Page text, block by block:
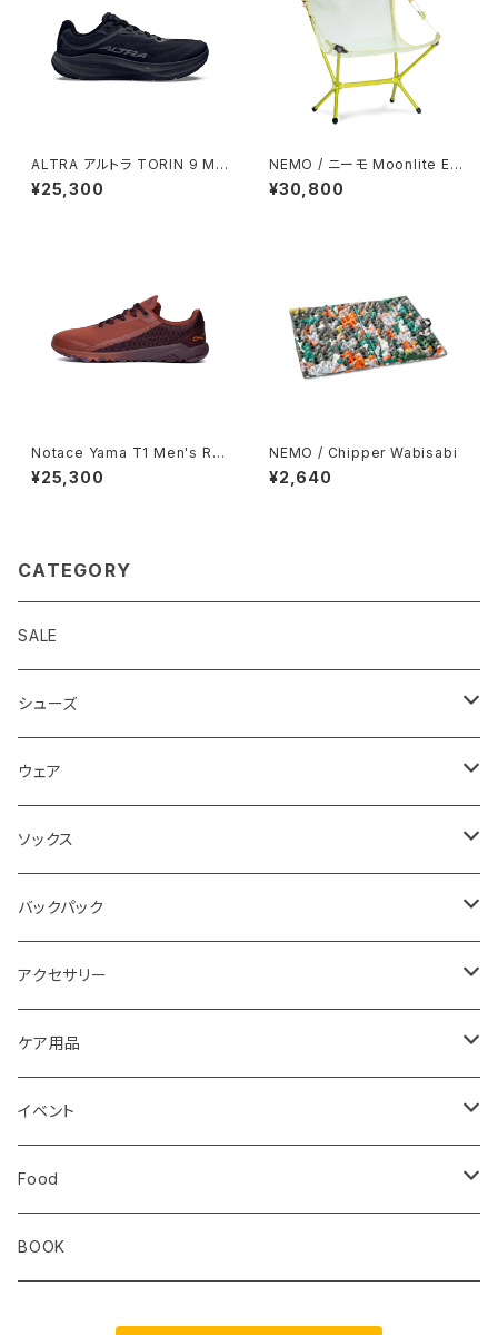
ALTRA アルトラ TORIN 9 Me
n's Black/Black/Castlerock
¥25,300
NEMO / ニーモ Moonlite Elit
e
¥30,800
Notace Yama T1 Men's Ru
st
¥25,300
NEMO / Chipper Wabisabi
¥2,640
CATEGORY
SALE
シューズ
ロード
メンズ
レディス
トレイル
メンズ
レディス
キッズ
ジム トレーニング
ウェア
Teton Bros.
Static
Milestone
Altra
ibex
ULTIMATE DIRECTION
ソックス
Milestone
Drymax
Hiker Trash
OS1st
extremities
STRIDE
バックパック
Ultimate Direction
Teton Bros.
RawLow Mountain Works
Okara
Rab
アクセサリー
Halo Commodity
Extremities
Km4k
Coros
ケア用品
ROD
Correct Toes
Aggressive Design
イベント
Zero Limits in Niseko
Food
The Small Twist
BOOK